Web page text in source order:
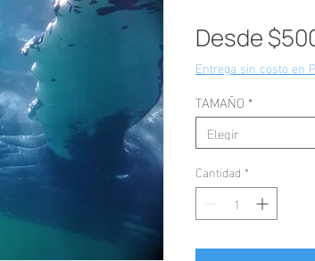
Desde
Entrega sin costo en
TAMAÑO *
Elegir
Cantidad *